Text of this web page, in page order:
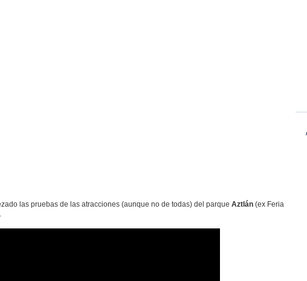
las pruebas de las atracciones (aunque no de todas) del parque Aztlán(ex Feria